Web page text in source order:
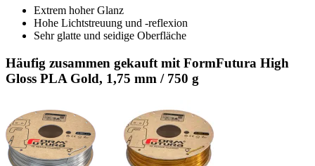
Extrem hoher Glanz
Hohe Lichtstreuung und -reflexion
Sehr glatte und seidige Oberfläche
Häufig zusammen gekauft mit FormFutura High
Gloss PLA Gold, 1,75 mm / 750 g